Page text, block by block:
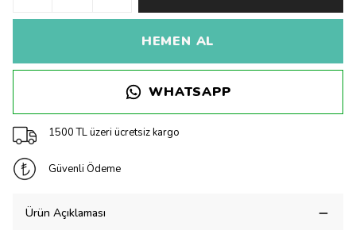
HEMEN AL
WHATSAPP
1500 TL üzeri ücretsiz kargo
Güvenli Ödeme
Ürün Açıklaması